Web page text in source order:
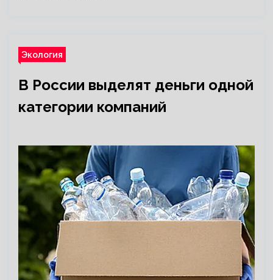
Экология
В России выделят деньги одной
категории компаний